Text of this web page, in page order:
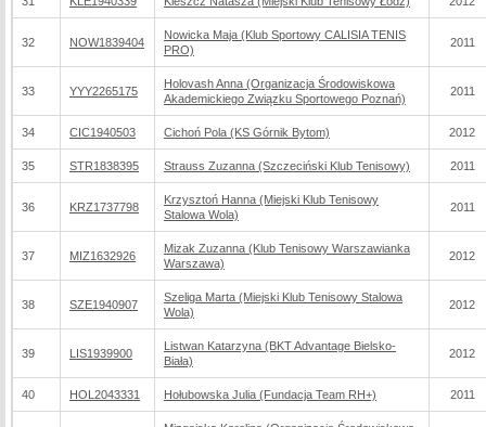
32 NOW1839404
Nowicka Maja (Klub Sportowy CALISIA TENIS
PRO)
2011
33 YYY2265175
Holovash Anna (Organizacja Środowiskowa
Akademickiego Związku Sportowego Poznań)
2011
34 CIC1940503 Cichoń Pola (KS Górnik Bytom) 2012
35 STR1838395 Strauss Zuzanna (Szczeciński Klub Tenisowy) 2011
36 KRZ1737798
Krzysztoń Hanna (Miejski Klub Tenisowy
Stalowa Wola)
2011
37 MIZ1632926
Mizak Zuzanna (Klub Tenisowy Warszawianka
Warszawa)
2012
38 SZE1940907
Szeliga Marta (Miejski Klub Tenisowy Stalowa
Wola)
2012
39 LIS1939900
Listwan Katarzyna (BKT Advantage Bielsko-
Biała)
2012
40 HOL2043331 Hołubowska Julia (Fundacja Team RH+) 2011